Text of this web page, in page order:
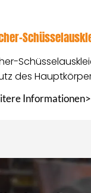
des
und hilft bei
Informationen>